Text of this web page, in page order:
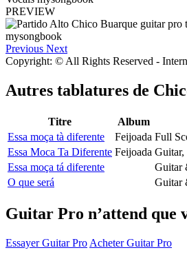
PREVIEW
Previous Next
Copyright: © All Rights Reserved -
Autres tablatures de
Titre Album
Essa moça tà diferente
Feijoada Full
Essa Moca Ta Diferente Feijoada
Essa moça tá diferente
Guitar
O que será
Guitar
Guitar Pro n’attend que
Essayer Guitar Pro Acheter Guitar Pro